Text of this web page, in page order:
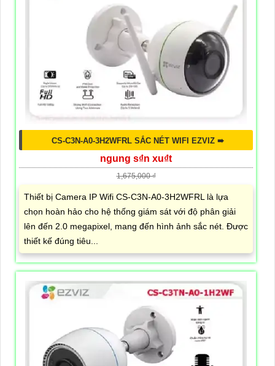
CS-C3N-A0-3H2WFRL SẮC NÉT WIFI EZVIZ ➠
ngung s₫n xu₫t
1,675,000 ₫
Thiết bị Camera IP Wifi CS-C3N-A0-3H2WFRL là lựa
chọn hoàn hảo cho hệ thống giám sát với độ phân giải
lên đến 2.0 megapixel, mang đến hình ảnh sắc nét. Được
thiết kế đúng tiêu...